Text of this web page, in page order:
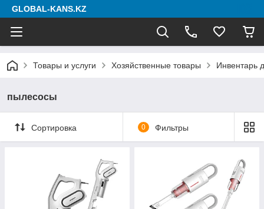
GLOBAL-KANS.KZ
Товары и услуги Хозяйственные товары Инвентарь
пылесосы
Сортировка 0 Фильтры